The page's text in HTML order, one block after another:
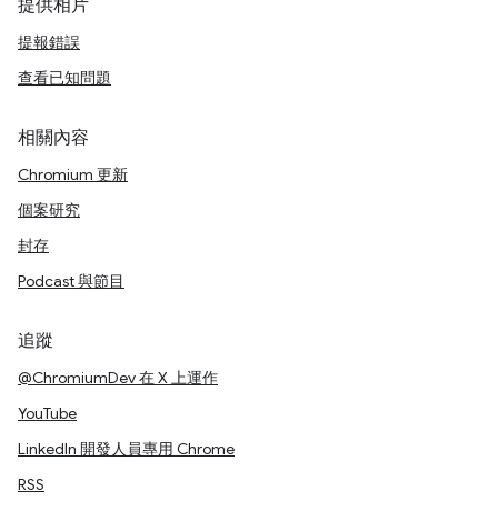
提供相片
提報錯誤
查看已知問題
相關內容
Chromium 更新
個案研究
封存
Podcast 與節目
追蹤
@ChromiumDev 在 X 上運作
YouTube
LinkedIn 開發人員專用 Chrome
RSS